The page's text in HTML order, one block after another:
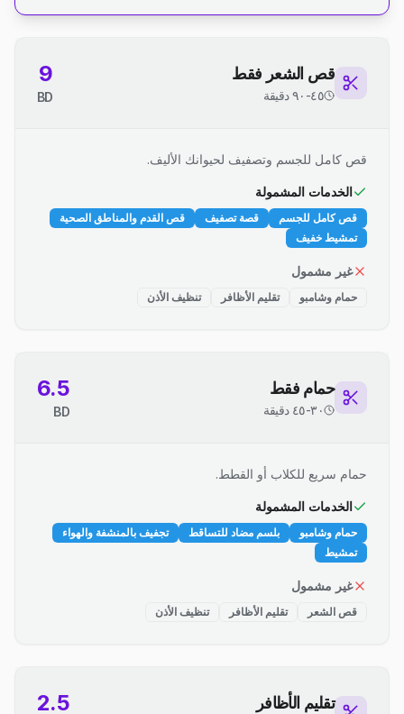
قص الشعر فقط
٤٥-٩٠ دقيقة
9
BD
قص كامل للجسم وتصفيف لحيوانك الأليف.
الخدمات المشمولة
قص كامل للجسم قصة تصفيف
قص القدم والمناطق الصحية
تمشيط خفيف
غير مشمول
حمام وشامبو تقليم الأظافر تنظيف الأذن
حمام فقط
٣٠-٤٥ دقيقة
6.5
BD
حمام سريع للكلاب أو القطط.
الخدمات المشمولة
حمام وشامبو بلسم مضاد للتساقط
تجفيف بالمنشفة والهواء
تمشيط
غير مشمول
قص الشعر تقليم الأظافر تنظيف الأذن
تقليم الأظافر 2.5